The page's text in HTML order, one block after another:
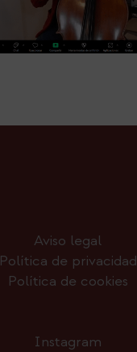
Aviso legal
Política de privacidad
Política de cookies
Instagram